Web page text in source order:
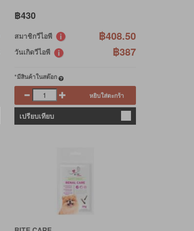
฿430
สมาชิกวีไอพี ฿408.50
วันเกิดวีไอพี ฿387
*มีสินค้าในสต๊อก
หยิบใส่ตะกร้า
เปรียบเทียบ